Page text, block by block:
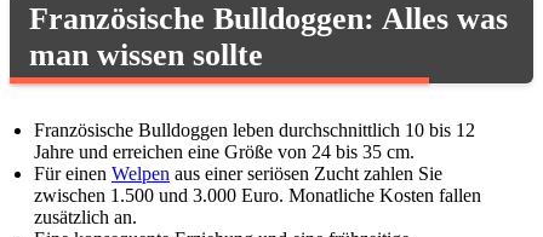
Französische Bulldoggen: Alles was
man wissen sollte
Französische Bulldoggen leben durchschnittlich 10 bis 12
Jahre und erreichen eine Größe von 24 bis 35 cm.
Für einen Welpen aus einer seriösen Zucht zahlen Sie
zwischen 1.500 und 3.000 Euro. Monatliche Kosten fallen
zusätzlich an.